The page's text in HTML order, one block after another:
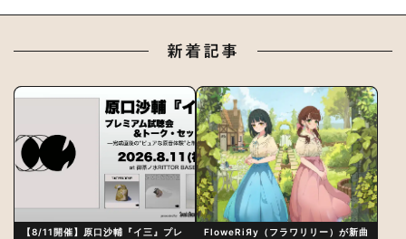
新着記事
【8/11開催】原口沙輔『イ三』プレ
FloweRiЯy（フラワリリー）が新曲